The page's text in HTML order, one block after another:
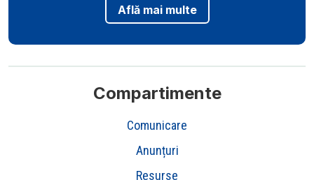
Află mai multe
Compartimente
Comunicare
Anunțuri
Resurse